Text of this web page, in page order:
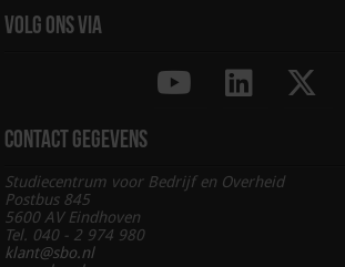
Volg ons via
Contact gegevens
Studiecentrum voor Bedrijf en Overheid
Postbus 845
5600 AV Eindhoven
Tel. 040 - 2 974 980
klant@sbo.nl